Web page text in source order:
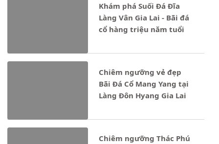
Khám phá Suối Đá Đĩa
Làng Vân Gia Lai - Bãi đá
cổ hàng triệu năm tuổi
Chiêm ngưỡng vẻ đẹp
Bãi Đá Cổ Mang Yang tại
Làng Đôn Hyang Gia Lai
Chiêm ngưỡng Thác Phú